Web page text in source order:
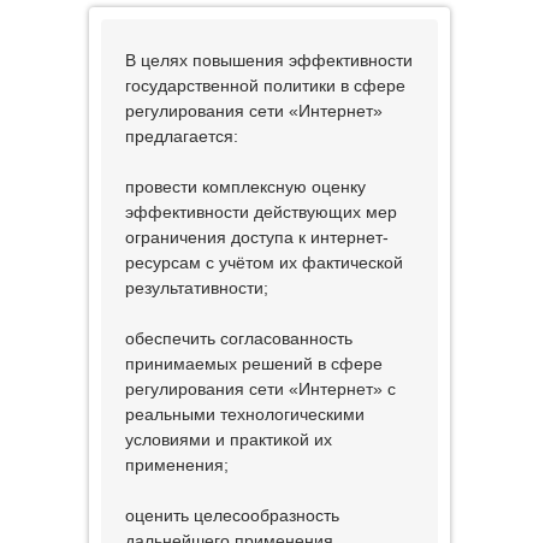
В целях повышения эффективности
государственной политики в сфере
регулирования сети «Интернет»
предлагается:
провести комплексную оценку
эффективности действующих мер
ограничения доступа к интернет-
ресурсам с учётом их фактической
результативности;
обеспечить согласованность
принимаемых решений в сфере
регулирования сети «Интернет» с
реальными технологическими
условиями и практикой их
применения;
оценить целесообразность